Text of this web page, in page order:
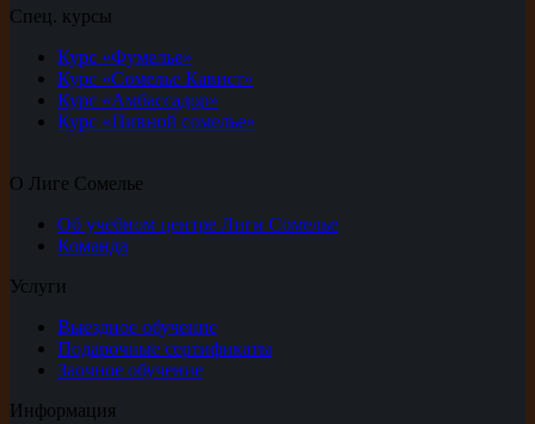
Спец. курсы
Курс «Фумелье»
Курс «Сомелье Кавист»
Курс «Амбассадор»
Курс «Пивной сомелье»
О Лиге Сомелье
Об учебном центре Лиги Сомелье
Команда
Услуги
Выездное обучение
Подарочные сертификаты
Заочное обучение
Информация